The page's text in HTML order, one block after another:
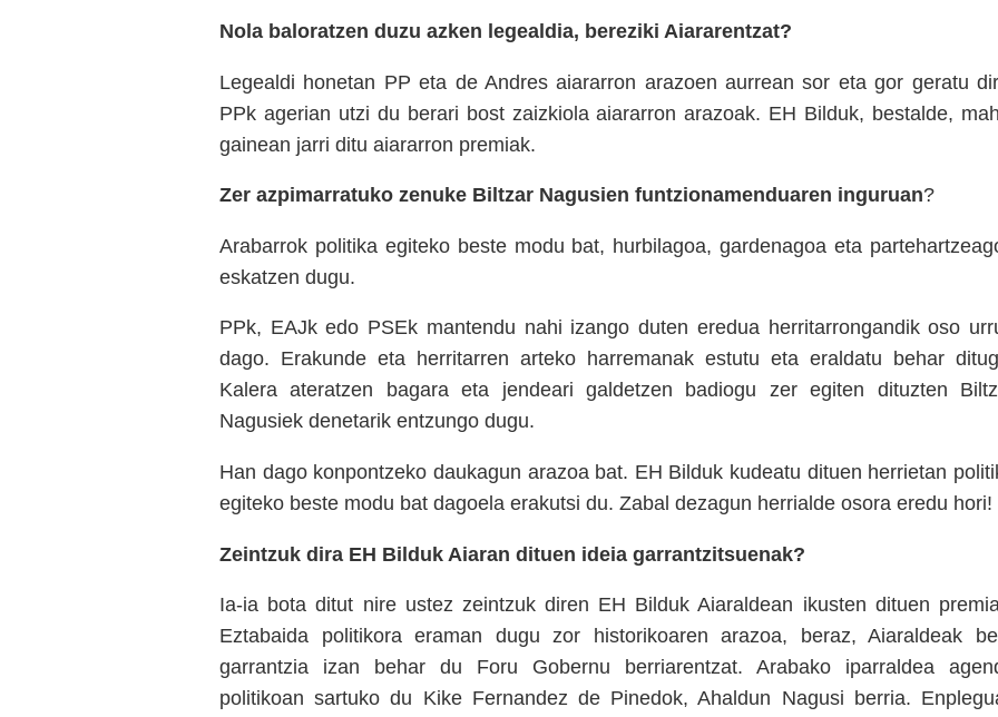
Nola baloratzen duzu azken legealdia, bereziki Aiararentzat?
Legealdi honetan PP eta de Andres aiararron arazoen aurrean sor eta gor geratu
PPk agerian utzi du berari bost zaizkiola aiararron arazoak. EH Bilduk, bestalde,
gainean jarri ditu aiararron premiak.
Zer azpimarratuko zenuke Biltzar Nagusien funtzionamenduaren inguruan?
Arabarrok politika egiteko beste modu bat, hurbilagoa, gardenagoa eta
eskatzen dugu.
PPk, EAJk edo PSEk mantendu nahi izango duten eredua herritarrongandik oso
dago. Erakunde eta herritarren arteko harremanak estutu eta eraldatu behar
Kalera ateratzen bagara eta jendeari galdetzen badiogu zer egiten dituzten
Nagusiek denetarik entzungo dugu.
Han dago konpontzeko daukagun arazoa bat. EH Bilduk kudeatu dituen herrietan
egiteko beste modu bat dagoela erakutsi du. Zabal dezagun herrialde osora eredu hori!
Zeintzuk dira EH Bilduk Aiaran dituen ideia garrantzitsuenak?
Ia-ia bota ditut nire ustez zeintzuk diren EH Bilduk Aiaraldean ikusten dituen
Eztabaida politikora eraman dugu zor historikoaren arazoa, beraz, Aiaraldeak
garrantzia izan behar du Foru Gobernu berriarentzat. Arabako iparraldea
politikoan sartuko du Kike Fernandez de Pinedok, Ahaldun Nagusi berria.